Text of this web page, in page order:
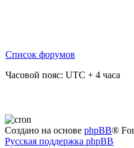
Список форумов
Часовой пояс: UTC + 4 часа
Создано на основе phpBB®
Русская поддержка phpBB